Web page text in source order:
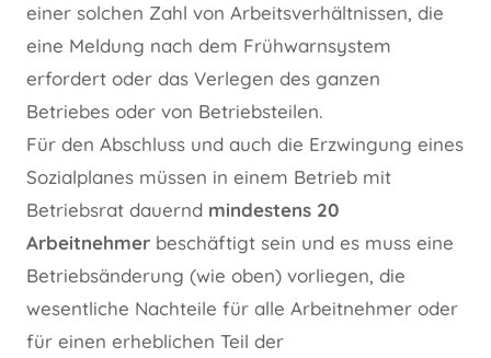
einer solchen Zahl von Arbeitsverhältnissen, die
eine Meldung nach dem Frühwarnsystem
erfordert oder das Verlegen des ganzen
Betriebes oder von Betriebsteilen.
Für den Abschluss und auch die Erzwingung eines
Sozialplanes müssen in einem Betrieb mit
Betriebsrat dauernd mindestens 20
Arbeitnehmer beschäftigt sein und es muss eine
Betriebsänderung (wie oben) vorliegen, die
wesentliche Nachteile für alle Arbeitnehmer oder
für einen erheblichen Teil der